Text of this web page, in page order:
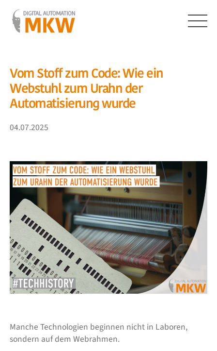
Inhalt
springen
Vom Stoff zum Code: Wie ein
Webstuhl zum Urahn der
Automatisierung wurde
04.07.2025
Manche Technologien beginnen nicht in Laboren,
sondern auf dem Webrahmen.